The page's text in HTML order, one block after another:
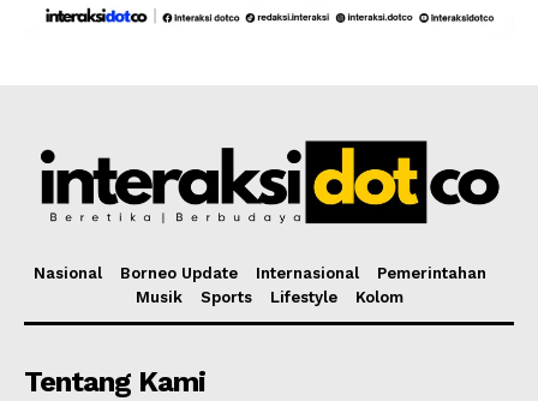
Nasional Borneo Update Internasional
Pemerintahan
Musik
Sports Lifestyle Kolom
Tentang Kami